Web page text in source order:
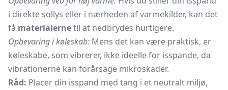
i direkte sollys eller i nærheden af varmekilder, kan det
få materialernetil at nedbrydes hurtigere.
Opbevaring i køleskab: Mens det kan være praktisk, er
køleskabe, som vibrerer, ikke ideelle for isspande, da
vibrationerne kan forårsage mikroskader.
Råd: Placer din isspand med tang i et neutralt miljø,